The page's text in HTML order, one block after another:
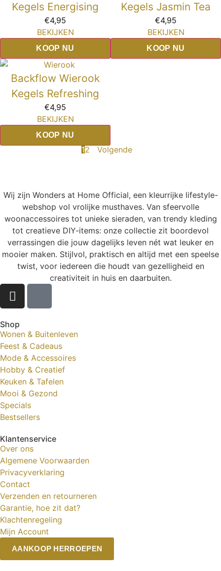
Kegels Energising
€4,95
BEKIJKEN
KOOP NU
Kegels Jasmin Tea
€4,95
BEKIJKEN
KOOP NU
Backflow Wierook
Kegels Refreshing
€4,95
BEKIJKEN
KOOP NU
12 Volgende
Wij zijn Wonders at Home Official, een kleurrijke lifestyle-
webshop vol vrolijke musthaves. Van sfeervolle
woonaccessoires tot unieke sieraden, van trendy kleding
tot creatieve DIY-items: onze collectie zit boordevol
verrassingen die jouw dagelijks leven nét wat leuker en
mooier maken. Stijlvol, praktisch en altijd met een speelse
twist, voor iedereen die houdt van gezelligheid en
creativiteit in huis en daarbuiten.
Shop
Wonen & Buitenleven
Feest & Cadeaus
Mode & Accessoires
Hobby & Creatief
Keuken & Tafelen
Mooi & Gezond
Specials
Bestsellers
Klantenservice
Over ons
Algemene Voorwaarden
Privacyverklaring
Contact
Verzenden en retourneren
Garantie, hoe zit dat?
Klachtenregeling
Mijn Account
AANKOOP HERROEPEN